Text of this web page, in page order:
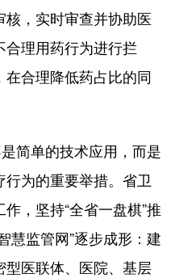
，实时审查并协助医
理用药行为进行拦
合理降低药占比的同
简单的技术应用，而是
为的重要举措。省卫
，坚持“全省一盘棋”推
慧监管网”逐步成形：建
医联体、医院、基层